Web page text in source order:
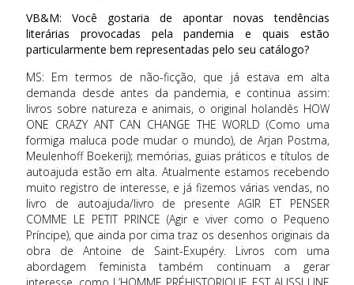
VB&M: Você gostaria de apontar novas tendências
literárias provocadas pela pandemia e quais estão
particularmente bem representadas pelo seu catálogo?
MS: Em termos de não-ficção, que já estava em alta
demanda desde antes da pandemia, e continua assim:
livros sobre natureza e animais, o original holandês HOW
ONE CRAZY ANT CAN CHANGE THE WORLD (Como uma
formiga maluca pode mudar o mundo), de Arjan Postma,
Meulenhoff Boekerij); memórias, guias práticos e títulos de
autoajuda estão em alta. Atualmente estamos recebendo
muito registro de interesse, e já fizemos várias vendas, no
livro de autoajuda/livro de presente AGIR ET PENSER
COMME LE PETIT PRINCE (Agir e viver como o Pequeno
Príncipe), que ainda por cima traz os desenhos originais da
obra de Antoine de Saint-Exupéry. Livros com uma
abordagem feminista também continuam a gerar